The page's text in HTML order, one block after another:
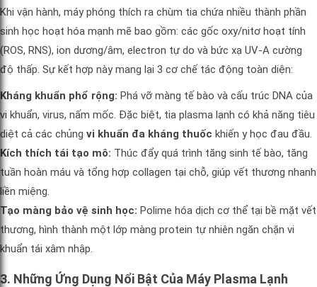
Khi vận hành, máy phóng thích ra chùm tia chứa nhiều thành phần
sinh học hoạt hóa mạnh mẽ bao gồm: các gốc oxy/nitơ hoạt tính
(ROS, RNS), ion dương/âm, electron tự do và bức xạ UV-A cường
độ thấp. Sự kết hợp này mang lại 3 cơ chế tác động toàn diện:
Kháng khuẩn phổ rộng: Phá vỡ màng tế bào và cấu trúc DNA của
vi khuẩn, virus, nấm mốc. Đặc biệt, tia plasma lạnh có khả năng tiêu
diệt cả các chủng vi khuẩn đa kháng thuốc khiến y học đau đầu.
Kích thích tái tạo mô: Thúc đẩy quá trình tăng sinh tế bào, tăng
tuần hoàn máu và tổng hợp collagen tại chỗ, giúp vết thương nhanh
liền miệng.
Tạo màng bảo vệ sinh học: Polime hóa dịch cơ thể tại bề mặt vết
thương, hình thành một lớp màng protein tự nhiên ngăn chặn vi
khuẩn tái xâm nhập.
3. Những Ứng Dụng Nổi Bật Của Máy Plasma Lạnh